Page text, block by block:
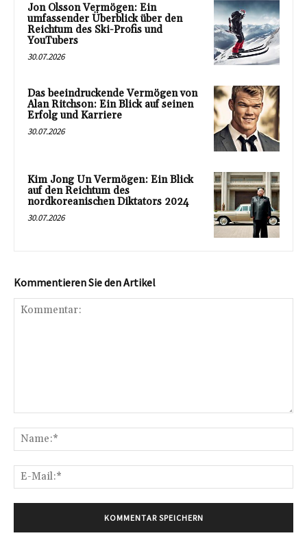
Jon Olsson Vermögen: Ein
umfassender Überblick über den
Reichtum des Ski-Profis und
YouTubers
30.07.2026
Das beeindruckende Vermögen von
Alan Ritchson: Ein Blick auf seinen
Erfolg und Karriere
30.07.2026
Kim Jong Un Vermögen: Ein Blick
auf den Reichtum des
nordkoreanischen Diktators 2024
30.07.2026
Kommentieren Sie den Artikel